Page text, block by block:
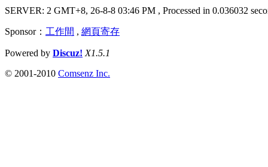
SERVER: 2 GMT+8, 26-8-8 03:46 PM , Processed in 0.036032
Sponsor： 工作間 , 網頁寄存
Powered by Discuz! X1.5.1
© 2001-2010 Comsenz Inc.